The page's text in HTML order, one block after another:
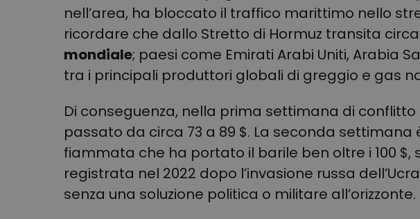
nell’area, ha bloccato il traffico marittimo nello
ricordare che dallo Stretto di Hormuz transita
mondiale; paesi come Emirati Arabi Uniti, Arabia
tra i principali produttori globali di greggio e gas
Di conseguenza, nella prima settimana di conflitto
passato da circa 73 a 89 $. La seconda settimana
fiammata che ha portato il barile ben oltre i 100 $,
registrata nel 2022 dopo l’invasione russa
senza una soluzione politica o militare all’orizzonte.